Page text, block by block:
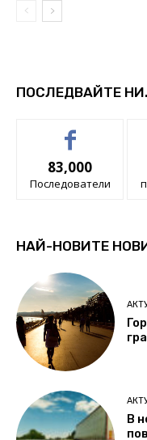
ПОСЛЕДВАЙТЕ
83,000
Последователи
НАЙ-НОВИТЕ
В